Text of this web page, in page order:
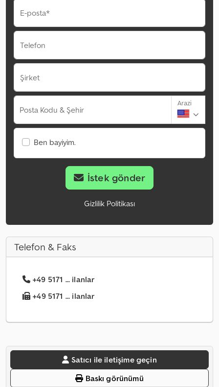
E-posta*
Telefon
Şirket
Posta Kodu & Şehir
Arazi
Ben bayiyim.
İstek gönder
Gizlilik Politikası
Telefon & Faks
+49 5171 ... ilanlar
+49 5171 ... ilanlar
Satıcı ile iletişime geçin
Baskı görünümü